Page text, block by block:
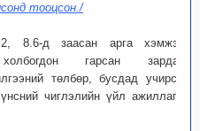
тооцсон./
8.6-д заасан арга хэмжээг
холбогдон гарсан зардал,
төлбөр, бусдад учирсан
чиглэлийн үйл ажиллагаа